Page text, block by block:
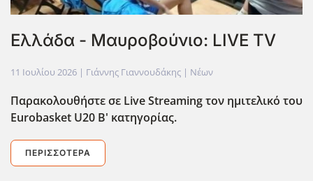
Ελλάδα - Μαυροβούνιο: LIVE TV
11 Ιουλίου 2026 | Γιάννης Γιαννουδάκης | Νέων
Παρακολουθήστε σε Live Streaming τον ημιτελικό του
Eurobasket U20 Β' κατηγορίας.
ΠΕΡΙΣΣΌΤΕΡΑ